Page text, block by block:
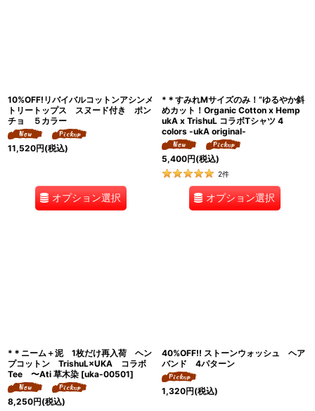
10%OFF!リバイバルコットンアシンメ
トリートップス スヌード付き ポン
チョ ５カラー
11,520円(税込)
オプション選択
*＊すみれMサイズのみ！”ゆるやか斜
めカット！Organic Cotton x Hemp
ukA x TrishuL コラボTシャツ 4
colors -ukA original-
5,400円(税込)
2件
オプション選択
*＊ニーム＋泥 1枚だけ再入荷 ヘン
プコットン TrishuL×UKA コラボ
Tee 〜Ati 草木染 [uka-00501]
8,250円(税込)
40%OFF!! ストーンウォッシュ ヘア
バンド 4パターン
1,320円(税込)